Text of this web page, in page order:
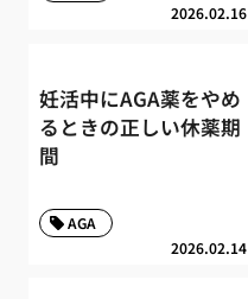
2026.02.16
妊活中にAGA薬をやめ
るときの正しい休薬期
間
2026.02.14
AGA